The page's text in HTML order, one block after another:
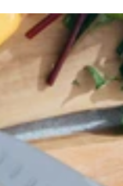
pour